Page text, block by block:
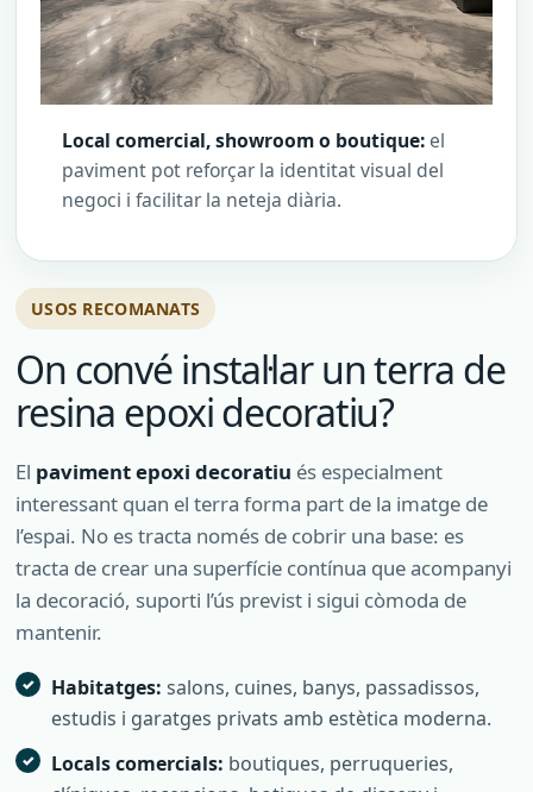
Local comercial, showroom o boutique: el
paviment pot reforçar la identitat visual del
negoci i facilitar la neteja diària.
USOS RECOMANATS
On convé instal·lar un terra de
resina epoxi decoratiu?
El paviment epoxi decoratiu és especialment
interessant quan el terra forma part de la imatge de
l’espai. No es tracta només de cobrir una base: es
tracta de crear una superfície contínua que acompanyi
la decoració, suporti l’ús previst i sigui còmoda de
mantenir.
Habitatges: salons, cuines, banys, passadissos,
estudis i garatges privats amb estètica moderna.
Locals comercials: boutiques, perruqueries,